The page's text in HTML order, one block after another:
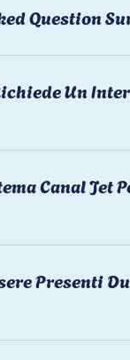
Question
Un
Canal Jet
Presenti